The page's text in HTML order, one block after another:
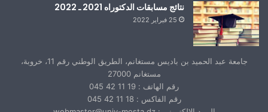
نتائج مسابقات الدكتوراه 2021 ـ 2022
25 فبراير 2022
جامعة عبد الحميد بن باديس مستغانم، الطريق الوطني رقم 11، خروبة،
مستغانم 27000
رقم الهاتف : 19 11 42 045
رقم الفاكس : 18 11 42 045